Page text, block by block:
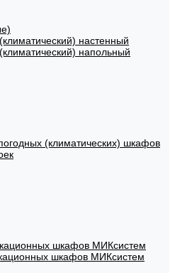
настенный
напольный
(климатических) шкафов
шкафов МИКсистем
шкафов МИКсистем